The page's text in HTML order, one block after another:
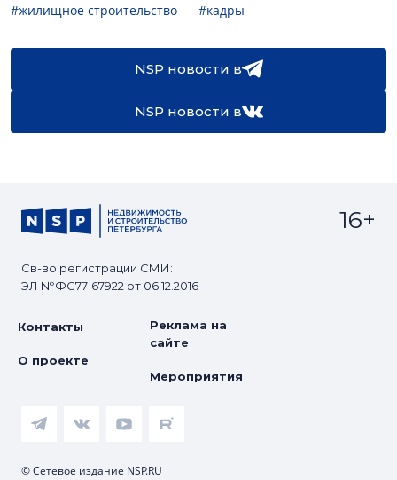
#жилищное строительство
#кадры
NSP новости в
NSP новости в
Св-во регистрации СМИ:
ЭЛ №ФС77-67922 от 06.12.2016
16+
Контакты
О проекте
Реклама на
сайте
Мероприятия
© Сетевое издание NSP.RU